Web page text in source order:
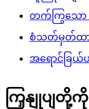
တက်ကြွသော
စံသတ်မှတ်ထ
အရောင်ခြယ်ပ
ကြှနျုပျတို့